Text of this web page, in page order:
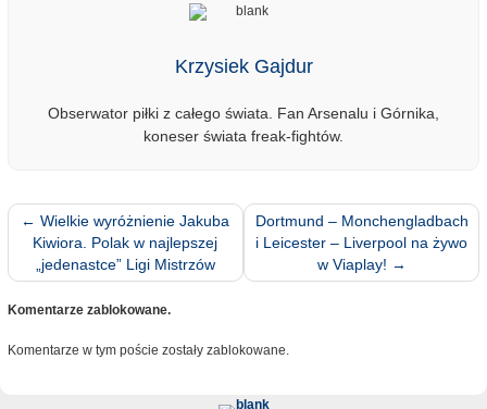
Krzysiek Gajdur
Obserwator piłki z całego świata. Fan Arsenalu i Górnika,
koneser świata freak-fightów.
← Wielkie wyróżnienie Jakuba
Kiwiora. Polak w najlepszej
„jedenastce” Ligi Mistrzów
Dortmund – Monchengladbach
i Leicester – Liverpool na żywo
w Viaplay! →
Komentarze zablokowane.
Komentarze w tym poście zostały zablokowane.